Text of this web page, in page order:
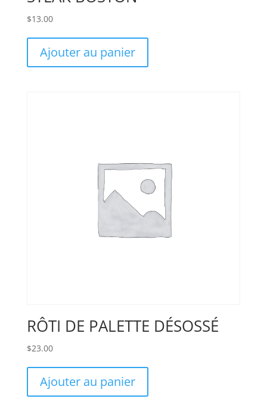
$13.00
Ajouter au panier
RÔTI DE PALETTE DÉSOSSÉ
$23.00
Ajouter au panier